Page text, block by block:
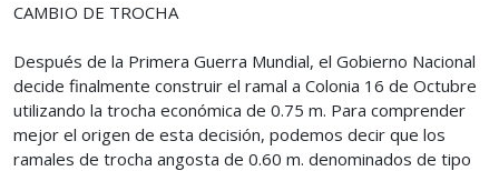
CAMBIO DE TROCHA
Después de la Primera Guerra Mundial, el Gobierno Nacional
decide finalmente construir el ramal a Colonia 16 de Octubre
utilizando la trocha económica de 0.75 m. Para comprender
mejor el origen de esta decisión, podemos decir que los
ramales de trocha angosta de 0.60 m. denominados de tipo